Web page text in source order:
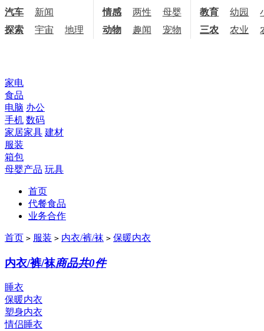
汽车
新闻 情感 两性 母婴 职场
教育 幼园
探索
宇宙 地理 天文
动物 趣闻 宠物 三农 农业
家电
食品
电脑 办公
手机 数码
家居家具 建材
服装
箱包
母婴产品 玩具
首页
代餐食品
业务合作
首页 > 服装 > 内衣/裤/袜 > 保暖内衣
内衣/裤/袜商品共0件
睡衣
保暖内衣
塑身内衣
情侣睡衣